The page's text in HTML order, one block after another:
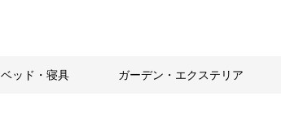
ベッド・寝具 ガーデン・エクステリア